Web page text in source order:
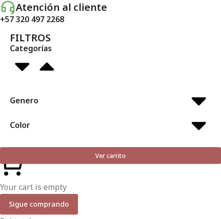
Atención al cliente
+57 320 497 2268
FILTROS
Categorías
Genero
Color
Ver carrito
Your cart is empty
Sigue comprando